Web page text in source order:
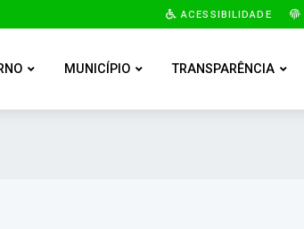
ACESSIBILIDADE
MUNICÍPIO TRANSPARÊNCIA